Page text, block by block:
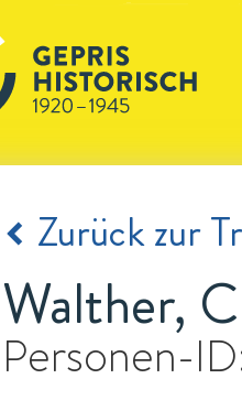
Zurück zur
Walther,
Personen-